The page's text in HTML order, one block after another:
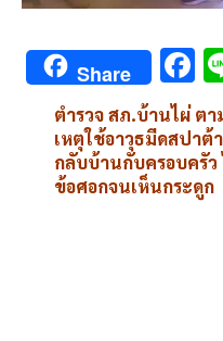
Share F
e
b
o
ตำรวจ สภ.บ้านไผ่ ตา
เหตุใช้อาวุธมีดสปา
กลับบ้านกับครอบครัว
ข้อศอกจนเห็นกระดูก